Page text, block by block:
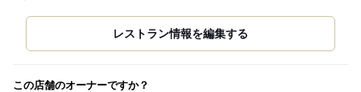
この店舗のオーナーですか？